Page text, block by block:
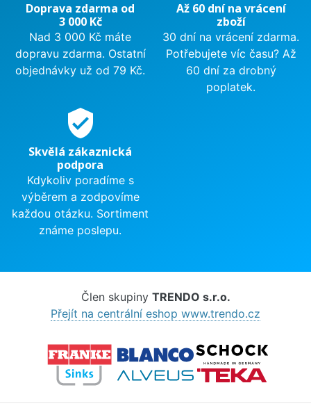
Doprava zdarma od
3 000 Kč
Nad 3 000 Kč máte
dopravu zdarma. Ostatní
objednávky už od 79 Kč.
Až 60 dní na vrácení
zboží
30 dní na vrácení zdarma.
Potřebujete víc času? Až
60 dní za drobný
poplatek.
verified_user
Skvělá zákaznická
podpora
Kdykoliv poradíme s
výběrem a zodpovíme
každou otázku. Sortiment
známe poslepu.
Člen skupiny TRENDO s.r.o.
Přejít na centrální eshop www.trendo.cz